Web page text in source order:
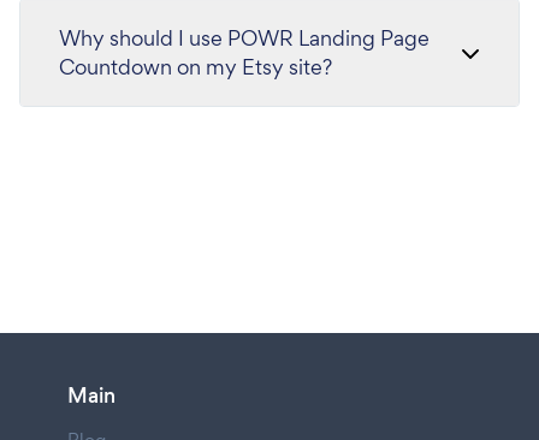
Why should I use POWR Landing Page
Countdown on my Etsy site?
Main